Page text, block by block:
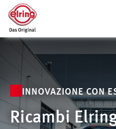
INNOVAZIONE CON
Ricambi